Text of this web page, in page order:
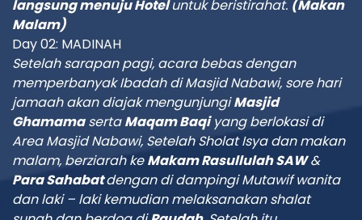
langsung menuju Hoteluntukberistirahat. (Makan
Malam)
Day 02: MADINAH
Setelah sarapan pagi, acara bebas dengan
memperbanyak Ibadah di Masjid Nabawi, sore hari
jamaah akan diajak mengunjungiMasjid
Ghamama sertaMaqam Baqiyang berlokasi di
Area Masjid Nabawi, Setelah Sholat Isya dan makan
malam, berziarah keMakam Rasullulah SAW&
Para Sahabatdengan di dampingi Mutawif wanita
dan laki – laki kemudianmelaksanakan shalat